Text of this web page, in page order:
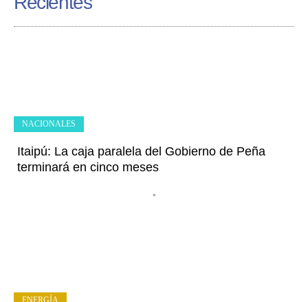
Itaipú: La caja paralela del Gobierno de Peña
terminará en cinco meses
•
NACIONALES
ENERGÍA